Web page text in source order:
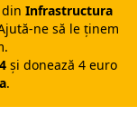
Infrastructura
ne să le ținem
și donează 4 euro
.